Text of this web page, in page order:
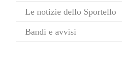
Le notizie dello Sportello
Bandi e avvisi